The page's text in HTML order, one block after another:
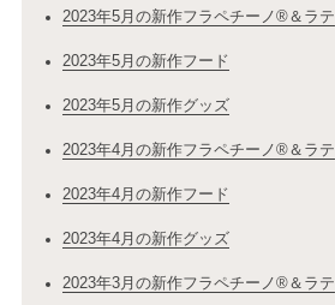
2023年5月の新作フラペチーノ®＆ラテ
2023年5月の新作フード
2023年5月の新作グッズ
2023年4月の新作フラペチーノ®＆ラテ
2023年4月の新作フード
2023年4月の新作グッズ
2023年3月の新作フラペチーノ®＆ラテ